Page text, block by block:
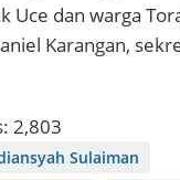
Uce dan warga
Karangan,
2,803
Sulaiman